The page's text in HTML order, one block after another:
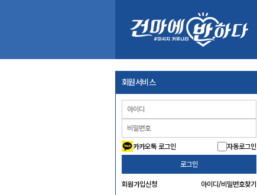
회원서비스
카카오톡 로그인 자동로그인
로그인
회원가입신청 아이디/비밀번호찾기